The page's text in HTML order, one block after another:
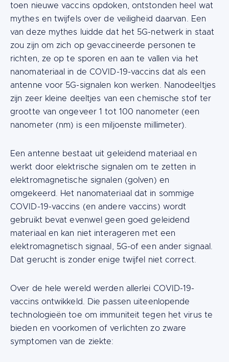
toen nieuwe vaccins opdoken, ontstonden heel wat
mythes en twijfels over de veiligheid daarvan. Een
van deze mythes luidde dat het 5G-netwerk in staat
zou zijn om zich op gevaccineerde personen te
richten, ze op te sporen en aan te vallen via het
nanomateriaal in de COVID-19-vaccins dat als een
antenne voor 5G-signalen kon werken. Nanodeeltjes
zijn zeer kleine deeltjes van een chemische stof ter
grootte van ongeveer 1 tot 100 nanometer (een
nanometer (nm) is een miljoenste millimeter).
Een antenne bestaat uit geleidend materiaal en
werkt door elektrische signalen om te zetten in
elektromagnetische signalen (golven) en
omgekeerd. Het nanomateriaal dat in sommige
COVID-19-vaccins (en andere vaccins) wordt
gebruikt bevat evenwel geen goed geleidend
materiaal en kan niet interageren met een
elektromagnetisch signaal, 5G-of een ander signaal.
Dat gerucht is zonder enige twijfel niet correct.
Over de hele wereld werden allerlei COVID-19-
vaccins ontwikkeld. Die passen uiteenlopende
technologieën toe om immuniteit tegen het virus te
bieden en voorkomen of verlichten zo zware
symptomen van de ziekte: